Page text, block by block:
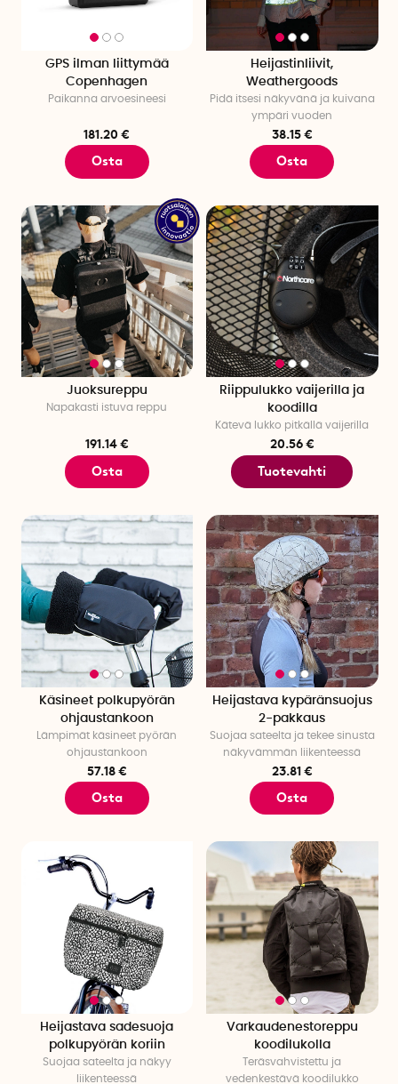
GPS ilman liittymää
Copenhagen
Paikanna arvoesineesi
181.20 €
Osta
Heijastinliivit,
Weathergoods
Pidä itsesi näkyvänä ja kuivana
ympäri vuoden
38.15 €
Osta
Juoksureppu
Napakasti istuva reppu
191.14 €
Osta
Riippulukko vaijerilla ja
koodilla
Kätevä lukko pitkällä vaijerilla
20.56 €
Tuotevahti
Käsineet polkupyörän
ohjaustankoon
Lämpimät käsineet pyörän
ohjaustankoon
57.18 €
Osta
Heijastava kypäränsuojus
2-pakkaus
Suojaa sateelta ja tekee sinusta
näkyvämmän liikenteessä
23.81 €
Osta
Heijastava sadesuoja
polkupyörän koriin
Suojaa sateelta ja näkyy
liikenteessä
Varkaudenestoreppu
koodilukolla
Teräsvahvistettu ja
vedenkestävä koodilukko